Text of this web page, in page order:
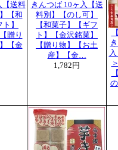
【送料
【和
】
贈り
【金
きんつば 10ヶ入【送
料別】【のし可】
【和菓子】【ギフ
ト】【金沢銘菓】
【贈り物】【お土
産】【金…
1,782円